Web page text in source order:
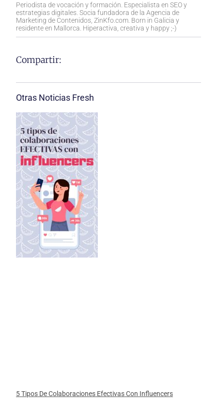
Periodista de vocación y formación. Especialista en SEO y
estrategias digitales. Socia fundadora de la Agencia de
Marketing de Contenidos, ZinKfo.com. Born in Galicia y
residente en Mallorca. Hiperactiva, creativa y happy ;-)
Compartir:
Otras Noticias Fresh
5 Tipos De Colaboraciones Efectivas Con Influencers